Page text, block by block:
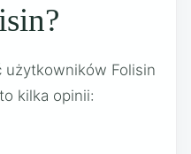
użytkowników Folisin
kilka opinii: